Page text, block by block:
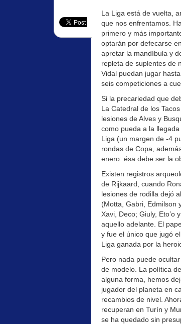
La Liga está de vuelta,
que nos enfrentamos.
primero y más
optarán por defecarse
apretar la mandíbula y
repleta de suplentes de
Vidal puedan jugar
seis competiciones a
Si la precariedad que
La Catedral de los
lesiones de Alves y
como pueda a la
Liga (un margen de -4
rondas de Copa,
enero: ésa debe ser la
Existen registros
de Rijkaard, cuando
lesiones de rodilla dejó
(Motta, Gabri, Edmilson
Xavi, Deco; Giuly, Eto’o
aquello adelante. El
y fue el único que jugó
Liga ganada por la
Pero nada puede
de modelo. La política
alguna forma, hemos
jugador del planeta en
recambios de nivel.
recuperan en Turín y
se ha quedado sin